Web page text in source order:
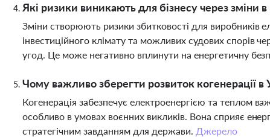
Які ризики виникають для бізнесу через зміни
Зміни створюють ризики збитковості для виробників
інвестиційного клімату та можливих судових спорів
угод. Це може негативно вплинути на енергетичну
Чому важливо зберегти розвиток когенерації в
Когенерація забезпечує електроенергією та теплом
особливо в умовах воєнних викликів. Вона сприяє
стратегічним завданням для держави. Джерело